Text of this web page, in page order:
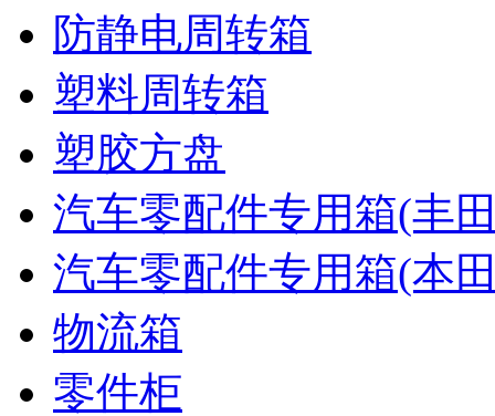
防静电周转箱
塑料周转箱
塑胶方盘
汽车零配件专用箱(丰
汽车零配件专用箱(本
物流箱
零件柜